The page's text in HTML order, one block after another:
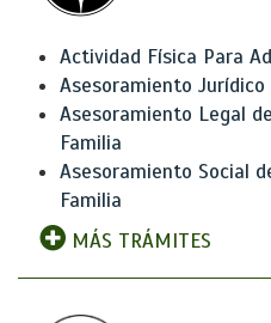
Actividad Física Para
Asesoramiento
Asesoramiento Legal
Familia
Asesoramiento Social
Familia
MÁS TRÁMITES